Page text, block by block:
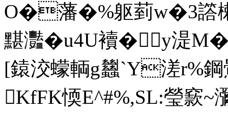
O�藩�%躯菿w�3譗
黮灩�u4U襩�y湜
[鎱洨蠓輌g蠿`Y溠r%鋼
KfFK愞E^#%,SL:瑩窾